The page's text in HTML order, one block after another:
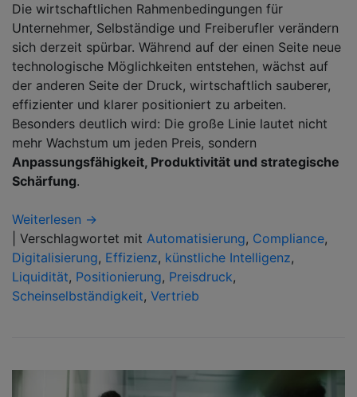
Die wirtschaftlichen Rahmenbedingungen für
Unternehmer, Selbständige und Freiberufler verändern
sich derzeit spürbar. Während auf der einen Seite neue
technologische Möglichkeiten entstehen, wächst auf
der anderen Seite der Druck, wirtschaftlich sauberer,
effizienter und klarer positioniert zu arbeiten.
Besonders deutlich wird: Die große Linie lautet nicht
mehr Wachstum um jeden Preis, sondern
Anpassungsfähigkeit, Produktivität und strategische
Schärfung.
Weiterlesen →
Verschlagwortet mit Automatisierung, Compliance,
Digitalisierung, Effizienz, künstliche Intelligenz,
Liquidität, Positionierung, Preisdruck,
Scheinselbständigkeit, Vertrieb